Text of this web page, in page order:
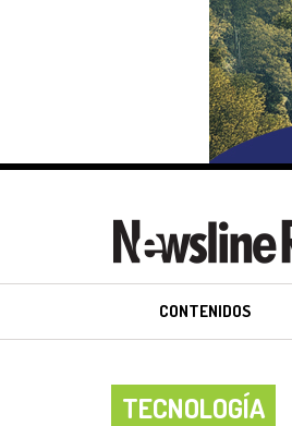
CONTENIDOS
TECNOLOGÍA